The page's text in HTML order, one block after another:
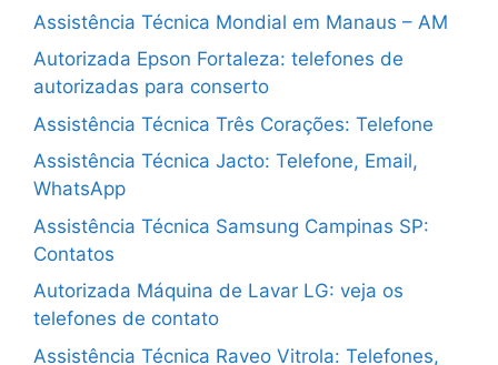
Assistência Técnica Mondial em Manaus – AM
Autorizada Epson Fortaleza: telefones de
autorizadas para conserto
Assistência Técnica Três Corações: Telefone
Assistência Técnica Jacto: Telefone, Email,
WhatsApp
Assistência Técnica Samsung Campinas SP:
Contatos
Autorizada Máquina de Lavar LG: veja os
telefones de contato
Assistência Técnica Raveo Vitrola: Telefones,